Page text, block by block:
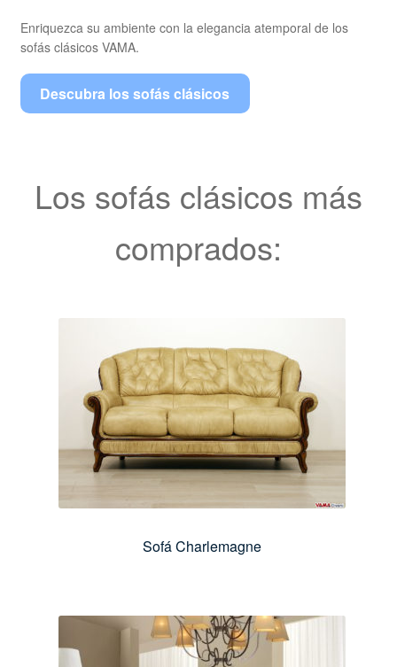
Enriquezca su ambiente con la elegancia atemporal de los
sofás clásicos VAMA.
Descubra los sofás clásicos
Los sofás clásicos más
comprados:
Sofá Charlemagne